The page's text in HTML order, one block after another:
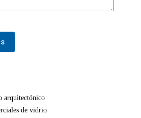
arquitectónico
de vidrio